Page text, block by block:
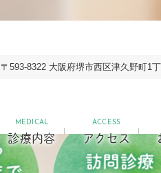
〒593-8322 大阪府堺市西区津久野町1
MEDICAL
診療内容
ACCESS
アクセス